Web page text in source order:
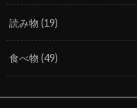
読み物(19)
食べ物(49)